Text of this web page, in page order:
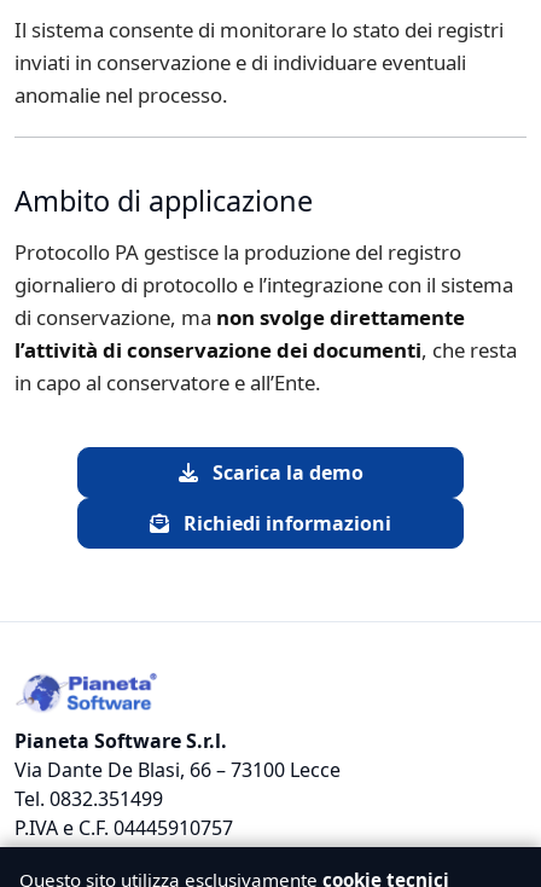
Il sistema consente di monitorare lo stato dei registri
inviati in conservazione e di individuare eventuali
anomalie nel processo.
Ambito di applicazione
Protocollo PA gestisce la produzione del registro
giornaliero di protocollo e l’integrazione con il sistema
di conservazione, ma non svolge direttamente
l’attività di conservazione dei documenti, che resta
in capo al conservatore e all’Ente.
Scarica la demo
Richiedi informazioni
Pianeta Software S.r.l.
Via Dante De Blasi, 66 – 73100 Lecce
Tel. 0832.351499
P.IVA e C.F. 04445910757
Questo sito utilizza esclusivamente cookie tecnici